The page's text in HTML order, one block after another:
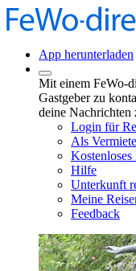
App herunterladen
Mit einem FeWo-
Gastgeber zu
deine Nachrichten
Login für
Als
Hilfe
Unterkunft
Meine
Feedback